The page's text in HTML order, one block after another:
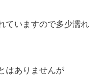
ていますので多少濡れ
はありませんが